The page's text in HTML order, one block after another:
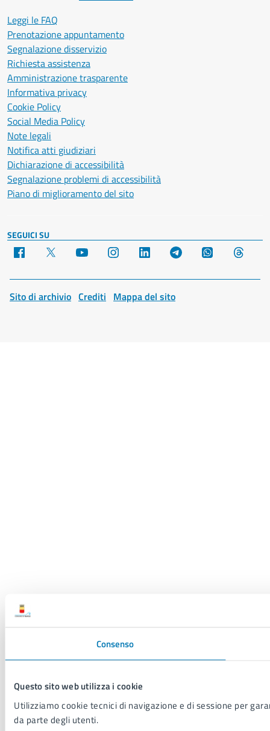
Consenso
Questo sito web utilizza i cookie
Utilizziamo cookie tecnici di navigazione e di sessione per
da parte degli utenti.
Leggi le FAQ
Prenotazione appuntamento
Segnalazione disservizio
Richiesta assistenza
Amministrazione trasparente
Informativa privacy
Cookie Policy
Social Media Policy
Note legali
Notifica atti giudiziari
Dichiarazione di accessibilità
Segnalazione problemi di accessibilità
Piano di miglioramento del sito
SEGUICI SU
Facebook YouTube Instagram LinkedIn Telegram WhatsApp
Sito di archivio Crediti Mappa del sito